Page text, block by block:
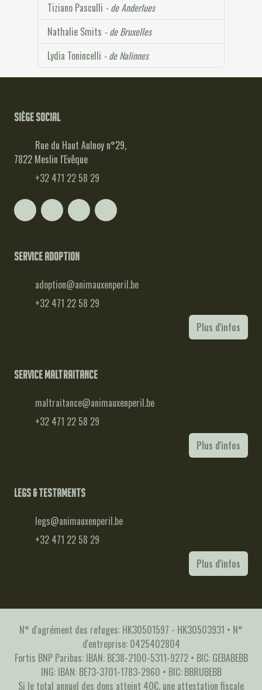
Tiziano Pasculli - de Anderlues
Nathalie Smits - de Bruxelles
Lydia Tonincelli - de Nalinnes
Siège social
Rue du Haut Aulnoy n°29,
7822 Meslin l'Evêque
+32 471 22 58 29
Service adoption
adoption@animauxenperil.be
+32 471 22 58 29
Plus d'infos
Service maltraitance
maltraitance@animauxenperil.be
+32 471 22 58 29
Plus d'infos
Legs & testaments
legs@animauxenperil.be
+32 471 22 58 29
Plus d'infos
N° d'agrément des refuges: HK30501597 - HK30503931 • N°
d'entreprise: 0425402804
Fortis BNP Paribas: IBAN: BE38-2100-5311-9272 • BIC: GEBABEBB
ING: IBAN: BE73-3701-1783-2960 • BIC: BBRUBEBB
Si le total annuel des dons atteint 40€, une attestation fiscale